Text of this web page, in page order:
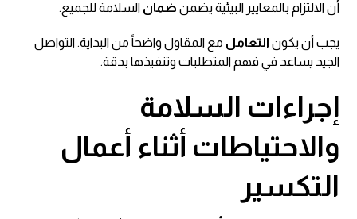
أن الالتزام بالمعايير البيئية يضمن ضمان السلامة للجميع.
يجب أن يكون التعامل مع المقاول واضحاً من البداية. التواصل
الجيد يساعد في فهم المتطلبات وتنفيذها بدقة.
إجراءات السلامة
والاحتياطات أثناء أعمال
التكسير